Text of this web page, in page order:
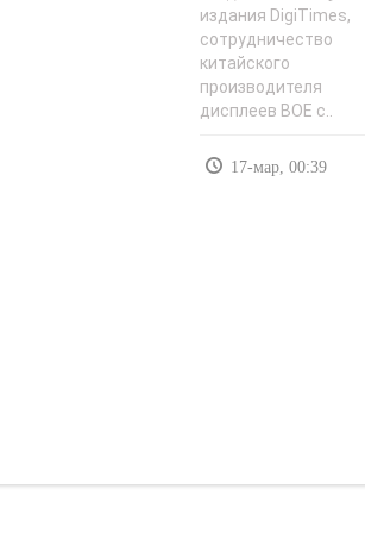
дисплей..
издания DigiTimes,
сотрудничество
китайского
производителя
дисплеев BOE с..
17-мар, 00:39